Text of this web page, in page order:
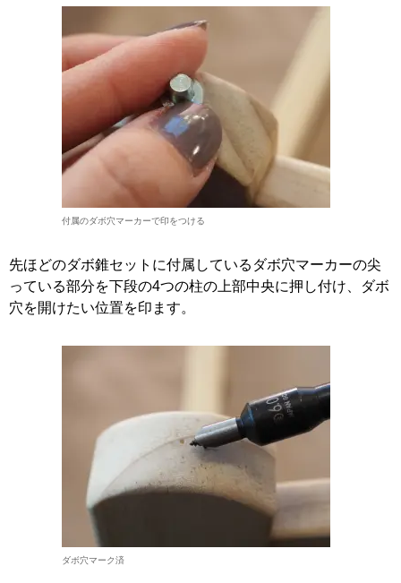
付属のダボ穴マーカーで印をつける
先ほどのダボ錐セットに付属しているダボ穴マーカーの尖
っている部分を下段の4つの柱の上部中央に押し付け、ダボ
穴を開けたい位置を印ます。
ダボ穴マーク済